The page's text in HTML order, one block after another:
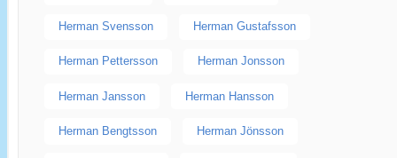
Herman Svensson Herman Gustafsson
Herman Pettersson Herman Jonsson
Herman Jansson Herman Hansson
Herman Bengtsson Herman Jönsson